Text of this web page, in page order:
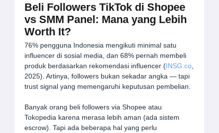
Beli Followers TikTok di Shopee
vs SMM Panel: Mana yang Lebih
Worth It?
76% pengguna Indonesia mengikuti minimal satu
influencer di sosial media, dan 68% pernah membeli
produk berdasarkan rekomendasi influencer (INSG.co
2025). Artinya, followers bukan sekadar angka — tapi
trust signal yang memengaruhi keputusan pembelian.
Banyak orang beli followers via Shopee atau
Tokopedia karena merasa lebih aman (ada sistem
escrow). Tapi ada beberapa hal yang perlu